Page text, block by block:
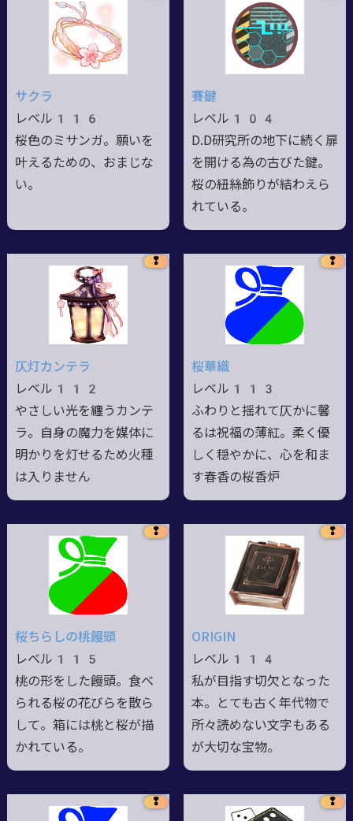
サクラ
レベル116
桜色のミサンガ。願いを
叶えるための、おまじな
い。
賽鍵
レベル104
D.D研究所の地下に続く扉
を開ける為の古びた鍵。
桜の紐絲飾りが結わえら
れている。
❢
仄灯カンテラ
レベル112
やさしい光を纏うカンテ
ラ。自身の魔力を媒体に
明かりを灯せるため火種
は入りません
❢
桜華織
レベル113
ふわりと揺れて仄かに馨
るは祝福の薄紅。柔く優
しく穏やかに、心を和ま
す春香の桜香炉
❢
桜ちらしの桃饅頭
レベル115
桃の形をした饅頭。食べ
られる桜の花びらを散ら
して。箱には桃と桜が描
かれている。
❢
ORIGIN
レベル114
私が目指す切欠となった
本。とても古く年代物で
所々読めない文字もある
が大切な宝物。
❢ ❢